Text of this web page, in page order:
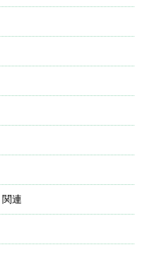
連